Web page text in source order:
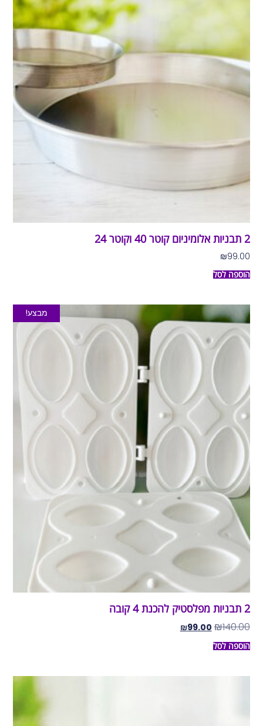
2 תבניות אלומיניום קוטר 40 וקוטר 24
₪99.00
הוספה לסל
מבצע!
2 תבניות מפלסטיק להכנת 4 קובה
₪140.00
₪99.00
הוספה לסל